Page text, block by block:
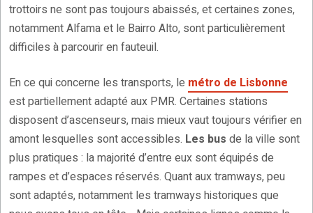
trottoirs ne sont pas toujours abaissés, et certaines zones,
notamment Alfama et le Bairro Alto, sont particulièrement
difficiles à parcourir en fauteuil.
En ce qui concerne les transports, le métro de Lisbonne
est partiellement adapté aux PMR. Certaines stations
disposent d’ascenseurs, mais mieux vaut toujours vérifier en
amont lesquelles sont accessibles. Les bus de la ville sont
plus pratiques : la majorité d’entre eux sont équipés de
rampes et d’espaces réservés. Quant aux tramways, peu
sont adaptés, notamment les tramways historiques que